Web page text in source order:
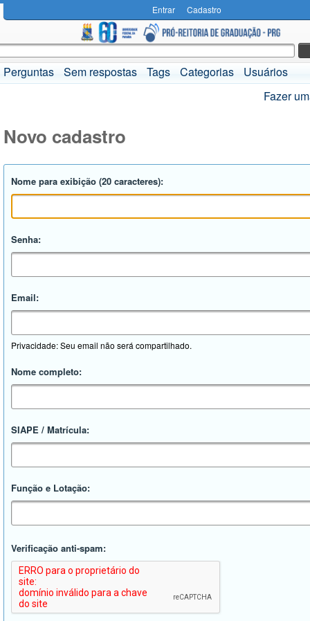
Entrar Cadastro
Perguntas Sem respostas Tags Categorias
Usuários
Fazer
Novo cadastro
Nome para exibição (20 caracteres):
Senha:
Email:
Privacidade: Seu email não será compartilhado.
Nome completo:
SIAPE / Matrícula:
Função e Lotação:
Verificação anti-spam: